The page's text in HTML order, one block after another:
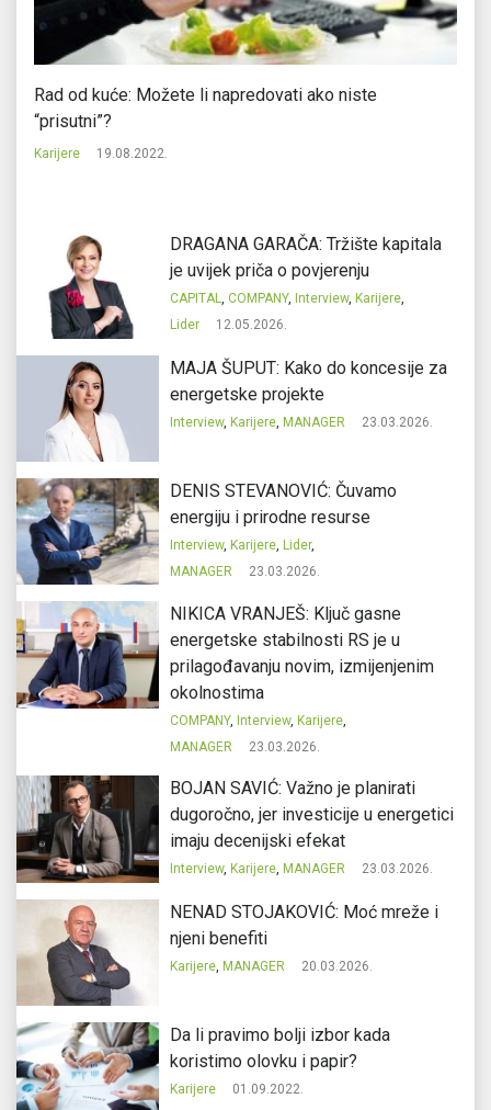
Rad od kuće: Možete li napredovati ako niste
“prisutni”?
Karijere 19.08.2022.
DRAGANA GARAČA: Tržište kapitala
je uvijek priča o povjerenju
CAPITAL, COMPANY, Interview, Karijere,
Lider
12.05.2026.
MAJA ŠUPUT: Kako do koncesije za
energetske projekte
Interview, Karijere, MANAGER 23.03.2026.
DENIS STEVANOVIĆ: Čuvamo
energiju i prirodne resurse
Interview, Karijere, Lider,
MANAGER
23.03.2026.
NIKICA VRANJEŠ: Ključ gasne
energetske stabilnosti RS je u
prilagođavanju novim, izmijenjenim
okolnostima
COMPANY, Interview, Karijere,
MANAGER
23.03.2026.
BOJAN SAVIĆ: Važno je planirati
dugoročno, jer investicije u energetici
imaju decenijski efekat
Interview, Karijere, MANAGER 23.03.2026.
NENAD STOJAKOVIĆ: Moć mreže i
njeni benefiti
Karijere, MANAGER 20.03.2026.
Da li pravimo bolji izbor kada
koristimo olovku i papir?
Karijere 01.09.2022.